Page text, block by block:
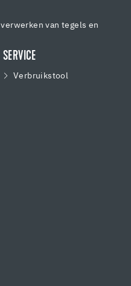
van tegels en
SERVICE
Verbruikstool